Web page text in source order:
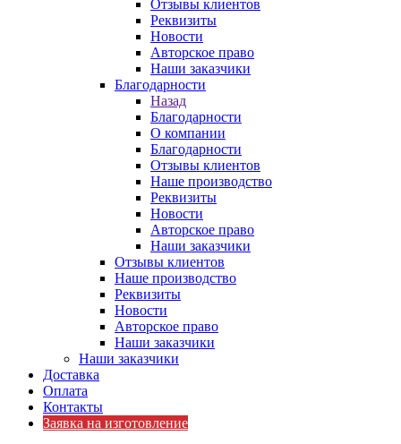
Отзывы клиентов
Реквизиты
Новости
Авторское право
Наши заказчики
Благодарности
Назад
Благодарности
О компании
Благодарности
Отзывы клиентов
Наше производство
Реквизиты
Новости
Авторское право
Наши заказчики
Отзывы клиентов
Наше производство
Реквизиты
Новости
Авторское право
Наши заказчики
Наши заказчики
Доставка
Оплата
Контакты
Заявка на изготовление